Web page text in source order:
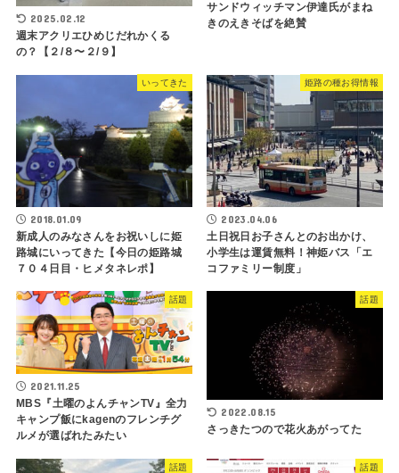
2025.02.12
週末アクリエひめじだれかくる
の？【２/８〜２/９】
サンドウィッチマン伊達氏がまね
きのえきそばを絶賛
いってきた
2018.01.09
新成人のみなさんをお祝いしに姫
路城にいってきた【今日の姫路城
７０４日目・ヒメタネレポ】
姫路の種お得情報
2023.04.06
土日祝日お子さんとのお出かけ、
小学生は運賃無料！神姫バス「エ
コファミリー制度」
話題
2021.11.25
MBS『土曜のよんチャンTV』全力
キャンプ飯にkagenのフレンチグ
ルメが選ばれたみたい
話題
2022.08.15
さっきたつので花火あがってた
話題 話題